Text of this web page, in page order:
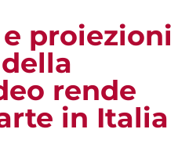
proiezioni
rende
in Italia